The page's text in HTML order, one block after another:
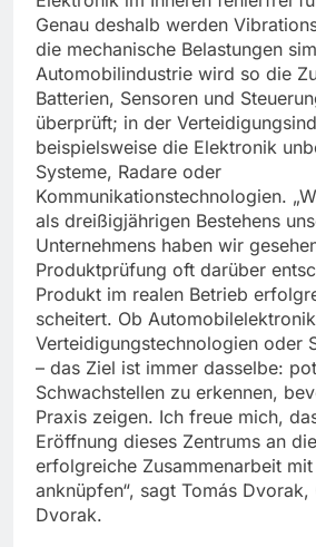
Genau deshalb werden
die mechanische Belastungen
Automobilindustrie wird so die
Batterien, Sensoren und
überprüft; in der
beispielsweise die Elektronik
Systeme, Radare oder
Kommunikationstechnologien.
als dreißigjährigen Bestehens
Unternehmens haben wir
Produktprüfung oft darüber
Produkt im realen Betrieb
scheitert. Ob
Verteidigungstechnologien oder
– das Ziel ist immer dasselbe:
Schwachstellen zu erkennen,
Praxis zeigen. Ich freue mich,
Eröffnung dieses Zentrums an
erfolgreiche Zusammenarbeit mit
anknüpfen“, sagt Tomás Dvorak,
Dvorak.